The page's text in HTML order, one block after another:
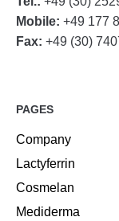
Mobile: +49 177
Fax: +49 (30)
PAGES
Company
Lactyferrin
Cosmelan
Mediderma